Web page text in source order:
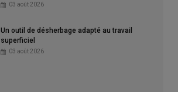
03 août 2026
Un outil de désherbage adapté au travail
superficiel
03 août 2026